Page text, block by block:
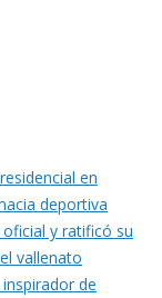
en
deportiva
y ratificó su
vallenato
de